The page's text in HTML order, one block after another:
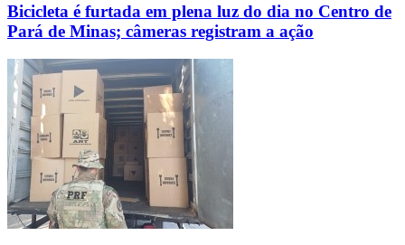
Bicicleta é furtada em plena luz do dia no Centro de
Pará de Minas; câmeras registram a ação